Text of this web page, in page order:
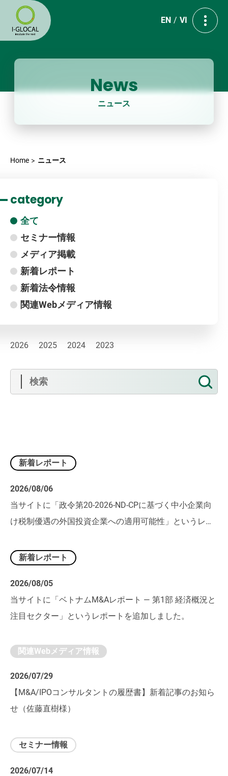
EN VI
News
ニュース
Home ニュース
category
全て
セミナー情報
メディア掲載
新着レポート
新着法令情報
関連Webメディア情報
2026 2025 2024 2023
新着レポート
2026/08/06
当サイトに「政令第20-2026-ND-CPに基づく中小企業向
け税制優遇の外国投資企業への適用可能性」というレポ
新着レポート
2026/08/05
当サイトに「ベトナムM&Aレポート ― 第1部 経済概況と
注目セクター」というレポートを追加しました。
関連Webメディア情報
2026/07/29
【M&A/IPOコンサルタントの履歴書】新着記事のお知ら
せ（佐藤直樹様）
セミナー情報
2026/07/14